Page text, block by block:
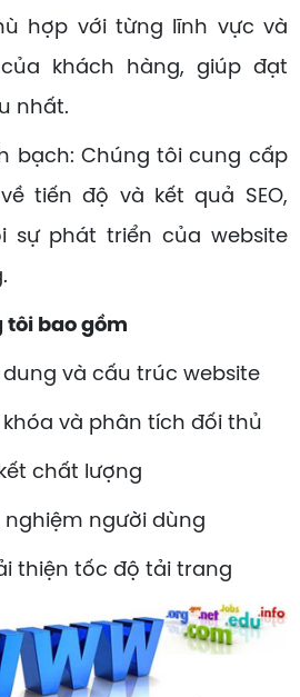
hợp với từng lĩnh vực và
khách hàng, giúp đạt
nhất.
Chúng tôi cung cấp
tiến độ và kết quả SEO,
sự phát triển của website
tôi bao gồm
và cấu trúc website
và phân tích đối thủ
chất lượng
người dùng
thiện tốc độ tải trang